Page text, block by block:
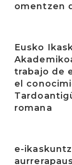
omentzen
Eusko
trabajo de
el
romana
e-